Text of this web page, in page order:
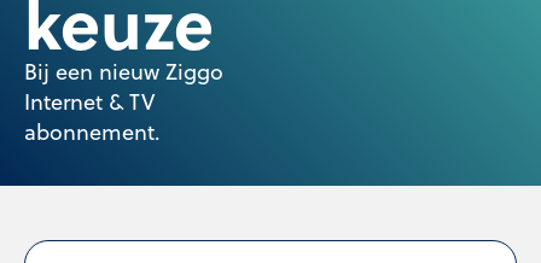
keuze
Bij een nieuw Ziggo
Internet & TV
abonnement.